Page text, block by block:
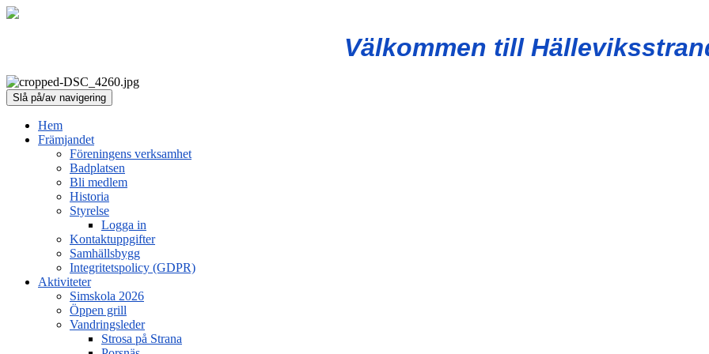
Välkommen till
Slå på/av navigering
Hem
Främjandet
Föreningens verksamhet
Badplatsen
Bli medlem
Historia
Styrelse
Logga in
Kontaktuppgifter
Samhällsbygg
Integritetspolicy (GDPR)
Aktiviteter
Simskola 2026
Öppen grill
Vandringsleder
Strosa på Strana